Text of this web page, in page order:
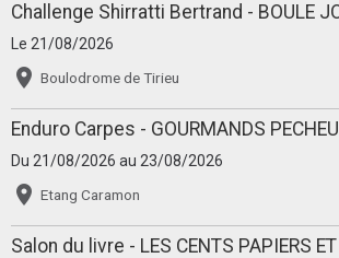
Challenge Shirratti Bertrand - BOULE
Le 21/08/2026
Boulodrome de Tirieu
Enduro Carpes - GOURMANDS
Du 21/08/2026 au 23/08/2026
Etang Caramon
Salon du livre - LES CENTS PAPIERS